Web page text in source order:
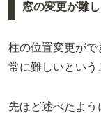
窓の変更が難
柱の位置変更が
常に難しいという
先ほど述べたよ